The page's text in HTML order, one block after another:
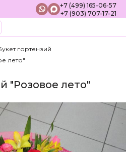
+7 (499) 165-06-57
+7 (903) 707-17-21
гортензий
лето"
"Розовое лето"